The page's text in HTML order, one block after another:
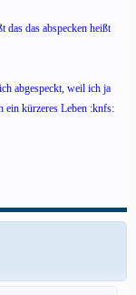
das das abspecken heißt
abgespeckt, weil ich ja
ein kürzeres Leben :knfs: